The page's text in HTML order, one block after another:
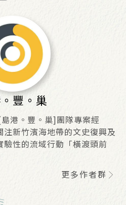
豐。巢
港。豐。巢]團隊專案經
新竹濱海地帶的文史復興及
性的流域行動「橫渡頭前
更多作者群